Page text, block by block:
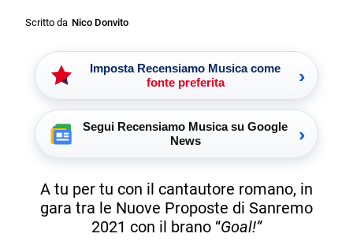
Scritto da Nico Donvito
Imposta Recensiamo Musica come
fonte preferita
›
Segui Recensiamo Musica su Google
News
›
A tu per tu con il cantautore romano, in
gara tra le Nuove Proposte di Sanremo
2021 con il brano “Goal!”